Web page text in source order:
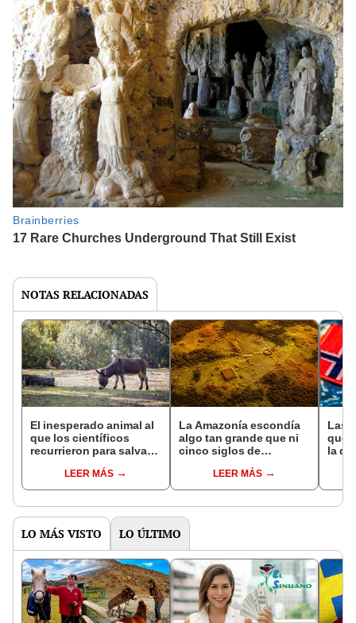
NOTAS RELACIONADAS
El inesperado animal al
que los científicos
recurrieron para salvar
reintroducción de un
asno salvaje está
en un paisaje con más
LEER MÁS
La Amazonía escondía
algo tan grande que ni
cinco siglos de
encontrarlo: el hallazgo
podría cambiar todo lo
pasado
LEER MÁS
Las
que
la de
LO MÁS VISTO LO ÚLTIMO